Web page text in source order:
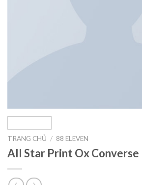
TRANG CHỦ / 88 ELEVEN
All Star Print Ox Converse